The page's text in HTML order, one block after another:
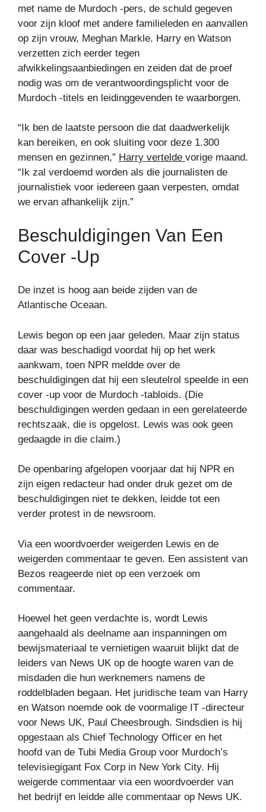
met name de Murdoch -pers, de schuld gegeven
voor zijn kloof met andere familieleden en aanvallen
op zijn vrouw, Meghan Markle. Harry en Watson
verzetten zich eerder tegen
afwikkelingsaanbiedingen en zeiden dat de proef
nodig was om de verantwoordingsplicht voor de
Murdoch -titels en leidinggevenden te waarborgen.
“Ik ben de laatste persoon die dat daadwerkelijk
kan bereiken, en ook sluiting voor deze 1.300
mensen en gezinnen,” Harry vertelde vorige maand.
“Ik zal verdoemd worden als die journalisten de
journalistiek voor iedereen gaan verpesten, omdat
we ervan afhankelijk zijn.”
Beschuldigingen Van Een
Cover -up
De inzet is hoog aan beide zijden van de
Atlantische Oceaan.
Lewis begon op een jaar geleden. Maar zijn status
daar was beschadigd voordat hij op het werk
aankwam, toen NPR meldde over de
beschuldigingen dat hij een sleutelrol speelde in een
cover -up voor de Murdoch -tabloids. (Die
beschuldigingen werden gedaan in een gerelateerde
rechtszaak, die is opgelost. Lewis was ook geen
gedaagde in die claim.)
De openbaring afgelopen voorjaar dat hij NPR en
zijn eigen redacteur had onder druk gezet om de
beschuldigingen niet te dekken, leidde tot een
verder protest in de newsroom.
Via een woordvoerder weigerden Lewis en de
weigerden commentaar te geven. Een assistent van
Bezos reageerde niet op een verzoek om
commentaar.
Hoewel het geen verdachte is, wordt Lewis
aangehaald als deelname aan inspanningen om
bewijsmateriaal te vernietigen waaruit blijkt dat de
leiders van News UK op de hoogte waren van de
misdaden die hun werknemers namens de
roddelbladen begaan. Het juridische team van Harry
en Watson noemde ook de voormalige IT -directeur
voor News UK, Paul Cheesbrough. Sindsdien is hij
opgestaan ​​als Chief Technology Officer en het
hoofd van de Tubi Media Group voor Murdoch’s
televisiegigant Fox Corp in New York City. Hij
weigerde commentaar via een woordvoerder van
het bedrijf en leidde alle commentaar op News UK.